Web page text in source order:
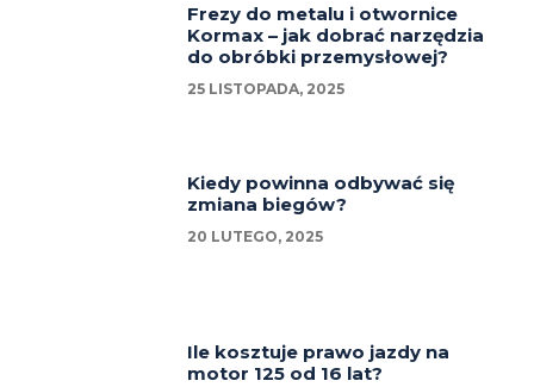
Frezy do metalu i otwornice
Kormax – jak dobrać narzędzia
do obróbki przemysłowej?
25 LISTOPADA, 2025
Kiedy powinna odbywać się
zmiana biegów?
20 LUTEGO, 2025
Ile kosztuje prawo jazdy na
motor 125 od 16 lat?